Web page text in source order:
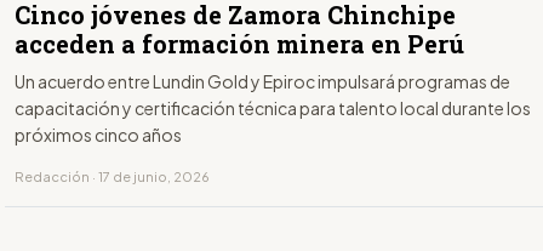
Cinco jóvenes de Zamora Chinchipe
acceden a formación minera en Perú
Un acuerdo entre Lundin Gold y Epiroc impulsará programas de
capacitación y certificación técnica para talento local durante los
próximos cinco años
Redacción · 17 de junio, 2026